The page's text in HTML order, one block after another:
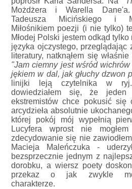
Możdżera i Warella
Tadeusza Micińskiego i
Miłośnikiem poezji (i nie tylko)
Młodej Polski jestem odkąd
języka ojczystego, przeglądając
literatury, natknąłem się
"Jam ciemny jest wśród wichrów
jękiem w dal, jak głuchy dzwon
linijki leją czytelnika w ryj.
dowiedziałem się, że
ekstremistów chce pokusić się
arcydzieła absolutnie
której pokój mój wypełnią
Lucyfera wprost nie
zdecydowanie się nie
Macieja Maleńczuka -
bezsprzecznie jednym z
dorobku, a wiersz poety
przekaz o jak zwykle
charakterze.